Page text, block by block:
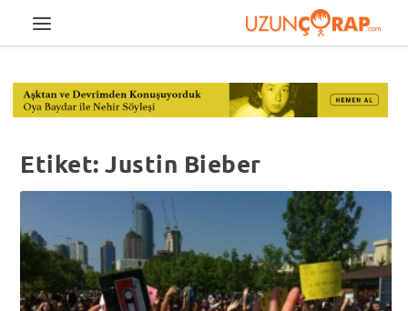
Etiket:Justin Bieber